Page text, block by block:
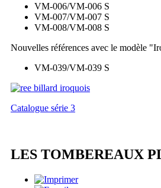
VM-006/VM-006 S
VM-007/VM-007 S
VM-008/VM-008 S
Nouvelles références avec le modèle
VM-039/VM-039 S
Catalogue série 3
LES TOMBEREAUX